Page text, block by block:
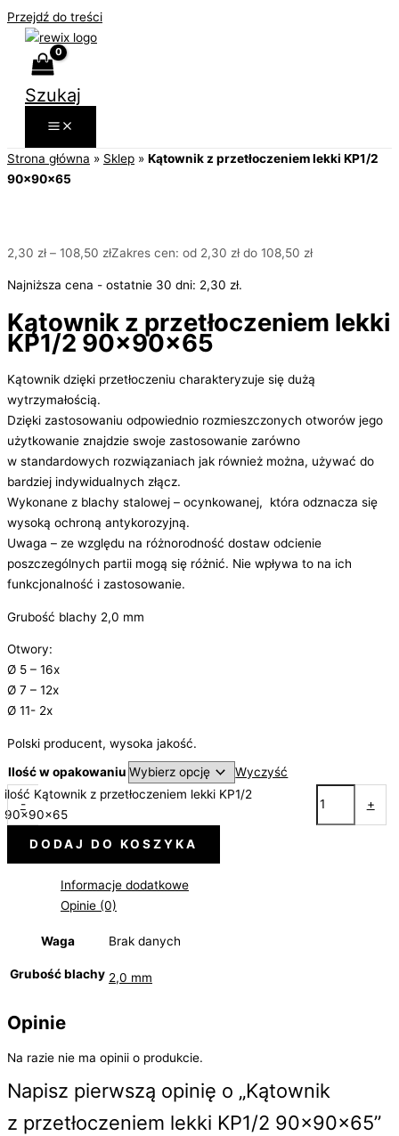
Przejdź do treści
Szukaj
Strona główna » Sklep » Kątownik z przetłoczeniem lekki KP1/2
90x90x65
2,30 zł – 108,50 złZakres cen: od 2,30 zł do 108,50 zł
Najniższa cena - ostatnie 30 dni: 2,30 zł.
Kątownik z przetłoczeniem lekki
KP1/2 90x90x65
Kątownik dzięki przetłoczeniu charakteryzuje się dużą
wytrzymałością.
Dzięki zastosowaniu odpowiednio rozmieszczonych otworów jego
użytkowanie znajdzie swoje zastosowanie zarówno
w standardowych rozwiązaniach jak również można, używać do
bardziej indywidualnych złącz.
Wykonane z blachy stalowej – ocynkowanej, która odznacza się
wysoką ochroną antykorozyjną.
Uwaga – ze względu na różnorodność dostaw odcienie
poszczególnych partii mogą się różnić. Nie wpływa to na ich
funkcjonalność i zastosowanie.
Grubość blachy 2,0 mm
Otwory:
Ø 5 – 16x
Ø 7 – 12x
Ø 11- 2x
Polski producent, wysoka jakość.
Ilość w opakowaniu
Wyczyść
-
ilość Kątownik z przetłoczeniem lekki KP1/2
90x90x65
+
DODAJ DO KOSZYKA
Informacje dodatkowe
Opinie (0)
Waga Brak danych
Grubość blachy 2,0 mm
Opinie
Na razie nie ma opinii o produkcie.
Napisz pierwszą opinię o „Kątownik
z przetłoczeniem lekki KP1/2 90x90x65”